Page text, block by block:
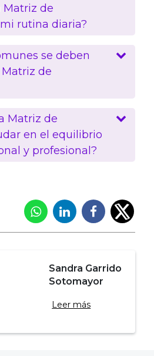
de
rutina diaria?
se deben
de
Matriz de
en el equilibrio
y profesional?
Sandra Garrido
Sotomayor
Leer más